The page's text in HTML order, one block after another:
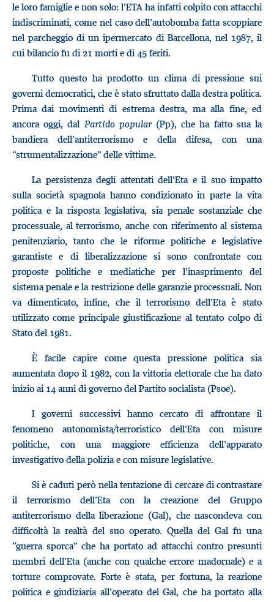
le loro famiglie e non solo: l’ETA ha infatti colpito con attacchi
indiscriminati, come nel caso dell’autobomba fatta scoppiare
nel parcheggio di un ipermercato di Barcellona, nel 1987, il
cui bilancio fu di 21 morti e di 45 feriti.
Tutto questo ha prodotto un clima di pressione sui
governi democratici, che è stato sfruttato dalla destra politica.
Prima dai movimenti di estrema destra, ma alla fine, ed
ancora oggi, dal Partido popular(Pp), che ha fatto sua la
bandiera dell’antiterrorismo e della difesa, con una
“strumentalizzazione” delle vittime.
La persistenza degli attentati dell’Eta e il suo impatto
sulla società spagnola hanno condizionato in parte la vita
politica e la risposta legislativa, sia penale sostanziale che
processuale, al terrorismo, anche con riferimento al sistema
penitenziario, tanto che le riforme politiche e legislative
garantiste e di liberalizzazione si sono confrontate con
proposte politiche e mediatiche per l’inasprimento del
sistema penale e la restrizione delle garanzie processuali. Non
va dimenticato, infine, che il terrorismo dell’Eta è stato
utilizzato come principale giustificazione al tentato colpo di
Stato del 1981.
È facile capire come questa pressione politica sia
aumentata dopo il 1982, con la vittoria elettorale che ha dato
inizio ai 14 anni di governo del Partito socialista (Psoe).
I governi successivi hanno cercato di affrontare il
fenomeno autonomista/terroristico dell’Eta con misure
politiche, con una maggiore efficienza dell’apparato
investigativo della polizia e con misure legislative.
Si è caduti però nella tentazione di cercare di contrastare
il terrorismo dell’Eta con la creazione del Gruppo
antiterrorismo della liberazione (Gal), che nascondeva con
difficoltà la realtà del suo operato. Quella del Gal fu una
“guerra sporca” che ha portato ad attacchi contro presunti
membri dell’Eta (anche con qualche errore madornale) e a
torture comprovate. Forte è stata, per fortuna, la reazione
politica e giudiziaria all’operato del Gal, che ha portato alla